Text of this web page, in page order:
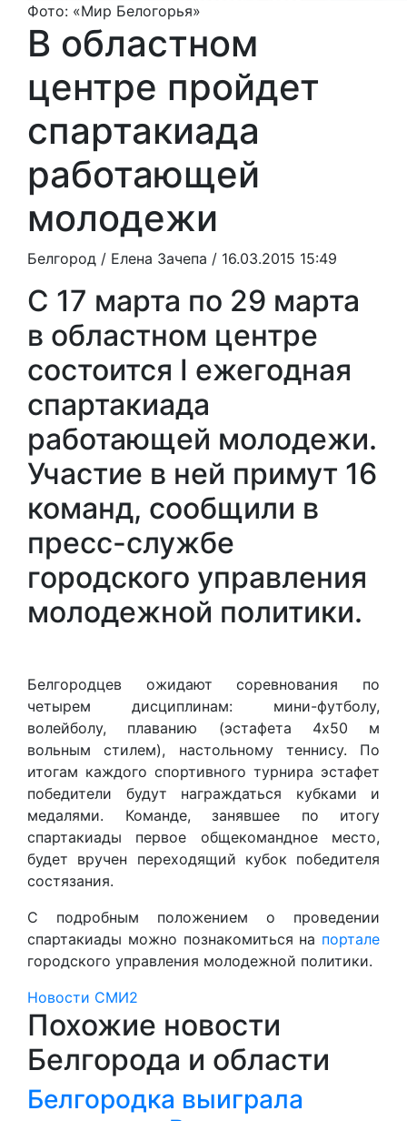
Фото: «Мир Белогорья»
В областном
центре пройдет
спартакиада
работающей
молодежи
Белгород / Елена Зачепа / 16.03.2015 15:49
С 17 марта по 29 марта
в областном центре
состоится I ежегодная
спартакиада
работающей молодежи.
Участие в ней примут 16
команд, сообщили в
пресс-службе
городского управления
молодежной политики.
Белгородцев ожидают соревнования по
четырем дисциплинам: мини-футболу,
волейболу, плаванию (эстафета 4х50 м
вольным стилем), настольному теннису. По
итогам каждого спортивного турнира эстафет
победители будут награждаться кубками и
медалями. Команде, занявшее по итогу
спартакиады первое общекомандное место,
будет вручен переходящий кубок победителя
состязания.
С подробным положением о проведении
спартакиады можно познакомиться на портале
городского управления молодежной политики.
Новости СМИ2
Похожие новости
Белгорода и области
Белгородка выиграла